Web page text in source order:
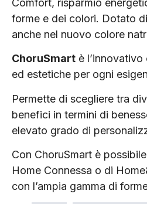
Comfort, risparmio
forme e dei colori. Dotato
anche nel nuovo colore
ChoruSmart è
ed estetiche per ogni
Permette di scegliere tra
benefici in termini di
elevato grado di
Con ChoruSmart è
Home Connessa o di
con l’ampia gamma di